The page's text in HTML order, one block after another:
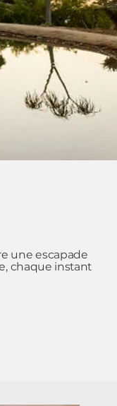
une escapade
chaque instant